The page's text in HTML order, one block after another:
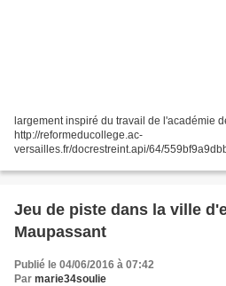
largement inspiré du travail de l'académie
http://reformeducollege.ac-
versailles.fr/docrestreint.api/64/
les compétences en EPI
Jeu de piste dans la ville
Maupassant
Publié le 04/06/2016 à 07:42
Par marie34soulie